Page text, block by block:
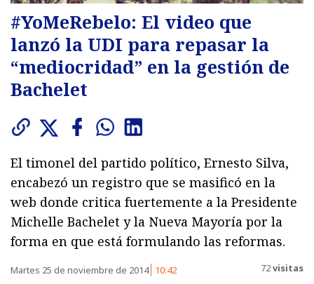
#YoMeRebelo: El video que
lanzó la UDI para repasar la
“mediocridad” en la gestión de
Bachelet
El timonel del partido político, Ernesto Silva,
encabezó un registro que se masificó en la
web donde critica fuertemente a la Presidente
Michelle Bachelet y la Nueva Mayoría por la
forma en que está formulando las reformas.
Martes 25 de noviembre de 2014 10:42 72visitas